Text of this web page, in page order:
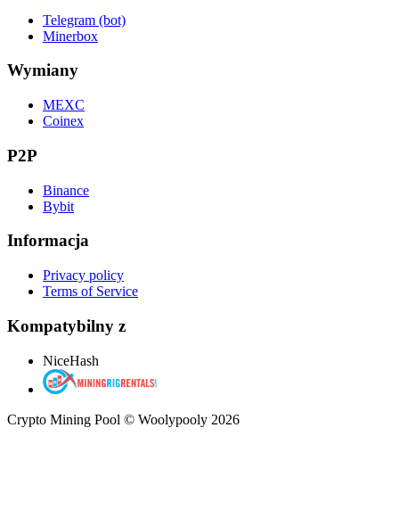
Telegram (bot)
Minerbox
Wymiany
MEXC
Coinex
P2P
Binance
Bybit
Informacja
Privacy policy
Terms of Service
Kompatybilny z
NiceHash
Crypto Mining Pool © Woolypooly 2026